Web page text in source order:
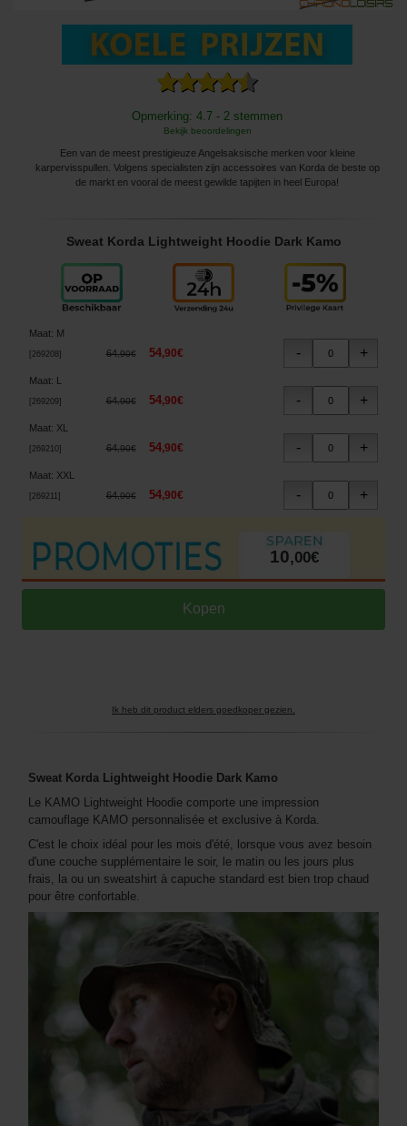
Opmerking: 4.7 - 2 stemmen
Bekijk beoordelingen
Een van de meest prestigieuze Angelsaksische merken voor kleine
karpervisspullen. Volgens specialisten zijn accessoires van Korda de beste op
de markt en vooral de meest gewilde tapijten in heel Europa!
Sweat Korda Lightweight Hoodie Dark Kamo
Maat: M
269208 ] 64,90€ 54,90€
Maat:
269209] 64,90€ 54,90€
Maat: XL
269210] 64,90€ 54,90€
Maat: XXL
269211 ] 64,90€ 54,90€
10,00€
Ik heb dit product elders goedkoper gezien.
Sweat Korda Lightweight Hoodie Dark Kamo
Le KAMO Lightweight Hoodie comporte une impression
camouflage KAMO personnalisée et exclusive à Korda.
C'est le choix idéal pour les mois d'été, lorsque vous avez besoin
d'une couche supplémentaire le soir, le matin ou les jours plus
frais, la ou un sweatshirt à capuche standard est bien trop chaud
pour être confortable.